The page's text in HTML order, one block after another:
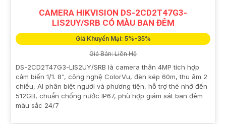
CAMERA HIKVISION DS-2CD2T47G3-
LIS2UY/SRB CÓ MÀU BAN ĐÊM
Giá Khuyến Mại: 5%-35%
Giá Bán: Liên Hệ
DS-2CD2T47G3-LIS2UY/SRB là camera thân 4MP tích hợp
cảm biến 1/1. 8", công nghệ ColorVu, đèn kép 60m, thu âm 2
chiều, AI phân biệt người và phương tiện, hỗ trợ thẻ nhớ đến
512GB, chuẩn chống nước IP67, phù hợp giám sát ban đêm
màu sắc 24/7